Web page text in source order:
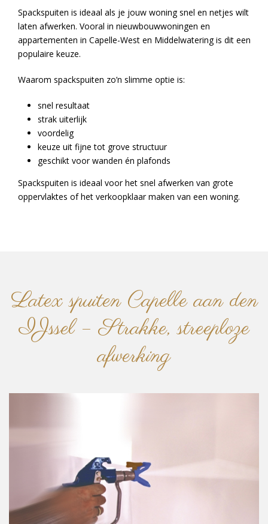
Spackspuiten is ideaal als je jouw woning snel en netjes wilt
laten afwerken. Vooral in nieuwbouwwoningen en
appartementen in Capelle-West en Middelwatering is dit een
populaire keuze.
Waarom spackspuiten zo’n slimme optie is:
snel resultaat
strak uiterlijk
voordelig
keuze uit fijne tot grove structuur
geschikt voor wanden én plafonds
Spackspuiten is ideaal voor het snel afwerken van grote
oppervlaktes of het verkoopklaar maken van een woning.
Latex spuiten Capelle aan den
IJssel – Strakke, streeploze
afwerking